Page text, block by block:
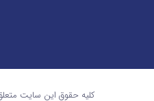
کلیه حقوق این سایت